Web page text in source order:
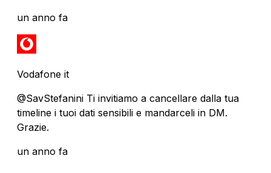
un anno fa
Vodafone it
@SavStefanini Ti invitiamo a cancellare dalla tua
timeline i tuoi dati sensibili e mandarceli in DM.
Grazie.
un anno fa